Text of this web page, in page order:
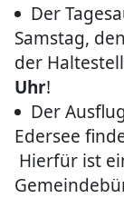
Der
Samstag,
der
Uhr!
Der
Edersee
Hierfür ist